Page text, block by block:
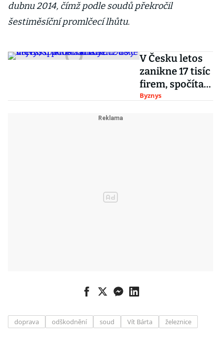
dubnu 2014, čímž podle soudů překročil
šestiměsíční promlčecí lhůtu.
V Česku letos
zanikne 17 tisíc
firem, spočítali
analytici. To je
Byznys
doprava odškodnění soud Vít Bárta železnice